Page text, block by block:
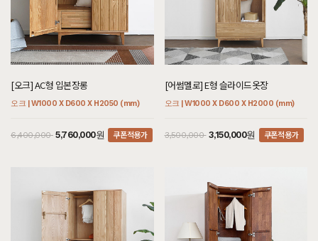
[오크] AC형 입본장롱
오크 | W1000 X D600 X H2050 (mm)
6,400,000 5,760,000원 쿠폰적용가
[어썸멜로] E형 슬라이드옷장
오크 | W1000 X D600 X H2000 (mm)
3,500,000 3,150,000원 쿠폰적용가